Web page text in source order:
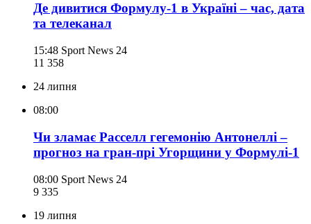
Де дивитися Формулу-1 в Україні – час, дата
та телеканал
15:48 Sport News 24
11 358
24 липня
08:00
Чи зламає Расселл гегемонію Антонеллі –
прогноз на гран-прі Угорщини у Формулі-1
08:00 Sport News 24
9 335
19 липня